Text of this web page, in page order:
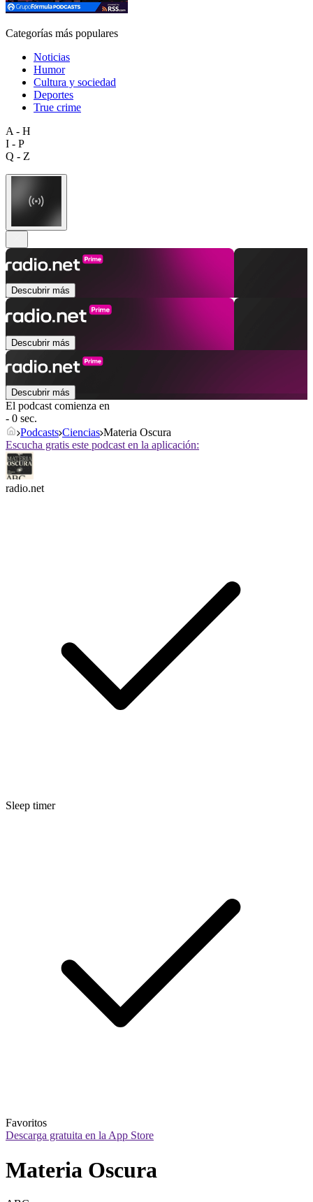
Categorías más populares
Noticias
Humor
Cultura y sociedad
Deportes
True crime
A - H
I - P
Q - Z
Descubrir más
Descubrir más
Descubrir más
El podcast comienza en
- 0 sec.
Podcasts Ciencias Materia Oscura
Escucha gratis este podcast en la aplicación:
radio.net
Sleep timer
Favoritos
Descarga gratuita en la App Store
Materia Oscura